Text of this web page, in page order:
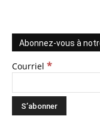
Abonnez-vous à
Courriel *